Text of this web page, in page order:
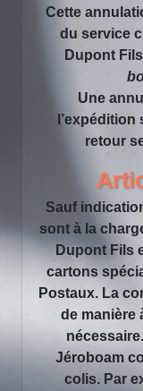
Cette
du service
Dupont
Une
retour
Sauf
sont à la
Dupont Fils
cartons
Postaux. La
de manière
Jéroboam
colis. Par